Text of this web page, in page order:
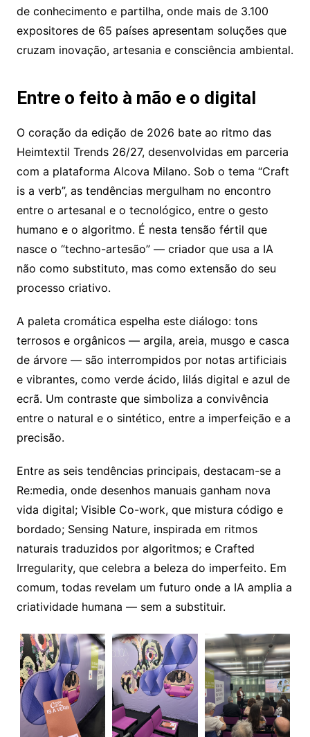
de conhecimento e partilha, onde mais de 3.100
expositores de 65 países apresentam soluções que
cruzam inovação, artesania e consciência ambiental.
Entre o feito à mão e o digital
O coração da edição de 2026 bate ao ritmo das
Heimtextil Trends 26/27, desenvolvidas em parceria
com a plataforma Alcova Milano. Sob o tema “Craft
is a verb”, as tendências mergulham no encontro
entre o artesanal e o tecnológico, entre o gesto
humano e o algoritmo. É nesta tensão fértil que
nasce o “techno-artesão” — criador que usa a IA
não como substituto, mas como extensão do seu
processo criativo.
A paleta cromática espelha este diálogo: tons
terrosos e orgânicos — argila, areia, musgo e casca
de árvore — são interrompidos por notas artificiais
e vibrantes, como verde ácido, lilás digital e azul de
ecrã. Um contraste que simboliza a convivência
entre o natural e o sintético, entre a imperfeição e a
precisão.
Entre as seis tendências principais, destacam-se a
Re:media, onde desenhos manuais ganham nova
vida digital; Visible Co-work, que mistura código e
bordado; Sensing Nature, inspirada em ritmos
naturais traduzidos por algoritmos; e Crafted
Irregularity, que celebra a beleza do imperfeito. Em
comum, todas revelam um futuro onde a IA amplia a
criatividade humana — sem a substituir.